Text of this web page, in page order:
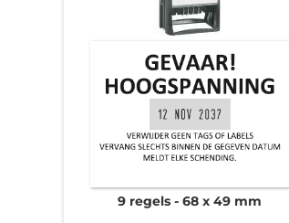
9 regels 68 x 49 mm